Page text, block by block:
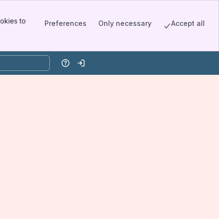
to
Preferences Only necessary Accept all
HelpLog in